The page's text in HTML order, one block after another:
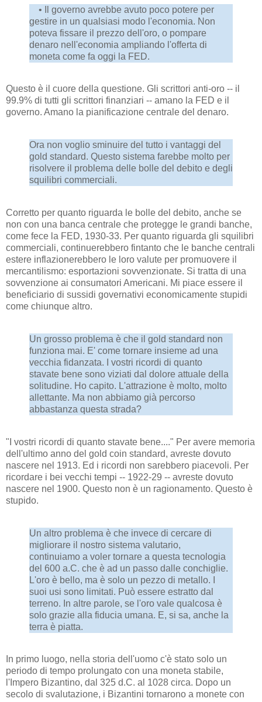
• Il governo avrebbe avuto poco potere per
gestire in un qualsiasi modo l'economia. Non
poteva fissare il prezzo dell'oro, o pompare
denaro nell'economia ampliando l'offerta di
moneta come fa oggi la FED.
Questo è il cuore della questione. Gli scrittori anti-oro -- il
99.9% di tutti gli scrittori finanziari -- amano la FED e il
governo. Amano la pianificazione centrale del denaro.
Ora non voglio sminuire del tutto i vantaggi del
gold standard. Questo sistema farebbe molto per
risolvere il problema delle bolle del debito e degli
squilibri commerciali.
Corretto per quanto riguarda le bolle del debito, anche se
non con una banca centrale che protegge le grandi banche,
come fece la FED, 1930-33. Per quanto riguarda gli squilibri
commerciali, continuerebbero fintanto che le banche centrali
estere inflazionerebbero le loro valute per promuovere il
mercantilismo: esportazioni sovvenzionate. Si tratta di una
sovvenzione ai consumatori Americani. Mi piace essere il
beneficiario di sussidi governativi economicamente stupidi
come chiunque altro.
Un grosso problema è che il gold standard non
funziona mai. E' come tornare insieme ad una
vecchia fidanzata. I vostri ricordi di quanto
stavate bene sono viziati dal dolore attuale della
solitudine. Ho capito. L'attrazione è molto, molto
allettante. Ma non abbiamo già percorso
abbastanza questa strada?
"I vostri ricordi di quanto stavate bene...." Per avere memoria
dell'ultimo anno del gold coin standard, avreste dovuto
nascere nel 1913. Ed i ricordi non sarebbero piacevoli. Per
ricordare i bei vecchi tempi -- 1922-29 -- avreste dovuto
nascere nel 1900. Questo non è un ragionamento. Questo è
stupido.
Un altro problema è che invece di cercare di
migliorare il nostro sistema valutario,
continuiamo a voler tornare a questa tecnologia
del 600 a.C. che è ad un passo dalle conchiglie.
L'oro è bello, ma è solo un pezzo di metallo. I
suoi usi sono limitati. Può essere estratto dal
terreno. In altre parole, se l'oro vale qualcosa è
solo grazie alla fiducia umana. E, si sa, anche la
terra è piatta.
In primo luogo, nella storia dell'uomo c'è stato solo un
periodo di tempo prolungato con una moneta stabile,
l'Impero Bizantino, dal 325 d.C. al 1028 circa. Dopo un
secolo di svalutazione, i Bizantini tornarono a monete con